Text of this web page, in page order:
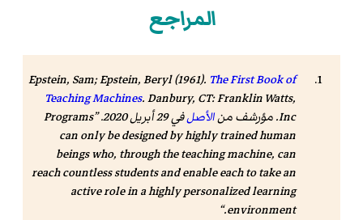
المراجع
Epstein, Sam; Epstein, Beryl (1961). The First Book of
Teaching Machines. Danbury, CT: Franklin Watts,
Inc. مؤرشف من
الأصلفي 29 أبريل 2020.
Programs
can only be designed by highly trained human
beings who, through the teaching machine, can
reach countless students and enable each to take an
active role in a highly personalized learning
environment.